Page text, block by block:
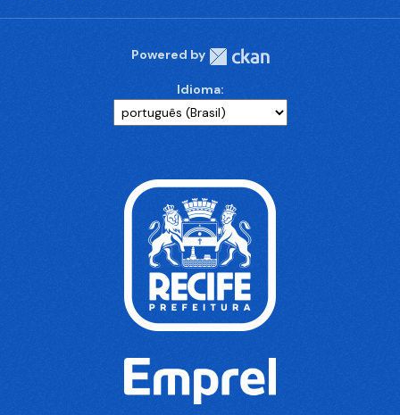
Powered by
Idioma